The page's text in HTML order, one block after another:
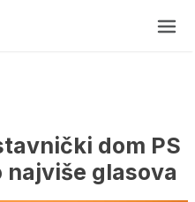
dom PS
najviše glasova